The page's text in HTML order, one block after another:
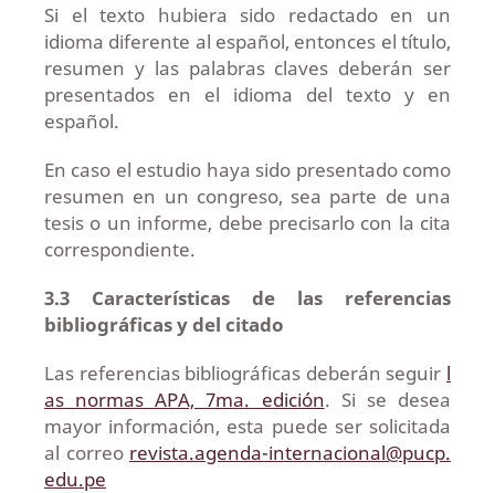
Si el texto hubiera sido redactado en un
idioma diferente al español, entonces el título,
resumen y las palabras claves deberán ser
presentados en el idioma del texto y en
español.
En caso el estudio haya sido presentado como
resumen en un congreso, sea parte de una
tesis o un informe, debe precisarlo con la cita
correspondiente.
3.3 Características de las referencias
bibliográficas y del citado
Las referencias bibliográficas deberán seguir l
as normas APA, 7ma. edición. Si se desea
mayor información, esta puede ser solicitada
al correo revista.agenda-internacional@pucp.
edu.pe